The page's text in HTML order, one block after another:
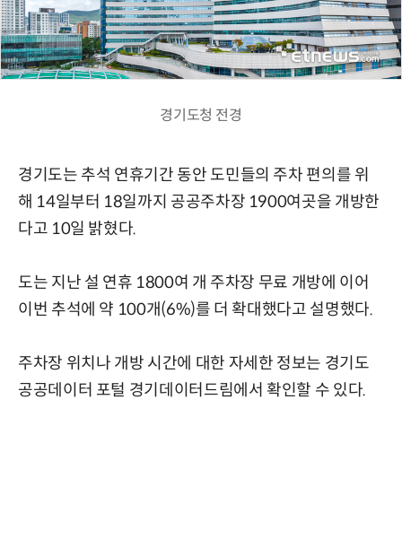
경기도청 전경
경기도는 추석 연휴기간 동안 도민들의 주차 편의를 위
해 14일부터 18일까지 공공주차장 1900여곳을 개방한
다고 10일 밝혔다.
도는 지난 설 연휴 1800여 개 주차장 무료 개방에 이어
이번 추석에 약 100개(6%)를 더 확대했다고 설명했다.
주차장 위치나 개방 시간에 대한 자세한 정보는 경기도
공공데이터 포털 경기데이터드림에서 확인할 수 있다.